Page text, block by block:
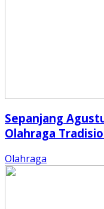
Sepanjang
Olahraga
Olahraga